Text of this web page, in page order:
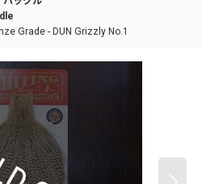
Grade - DUN Grizzly No.1